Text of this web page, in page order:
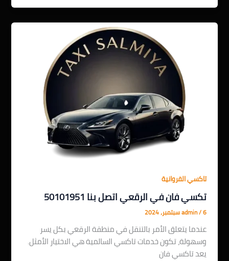
تاكسي الفروانية
تكسي فان في الرقعي اتصل بنا 50101951
admin/6 سبتمبر، 2024
عندما يتعلق الأمر بالتنقل في منطقة الرقعي بكل يسر
وسهولة، تكون خدمات تاكسي السالمية هي الاختيار الأمثل.
يعد تاكسي فان